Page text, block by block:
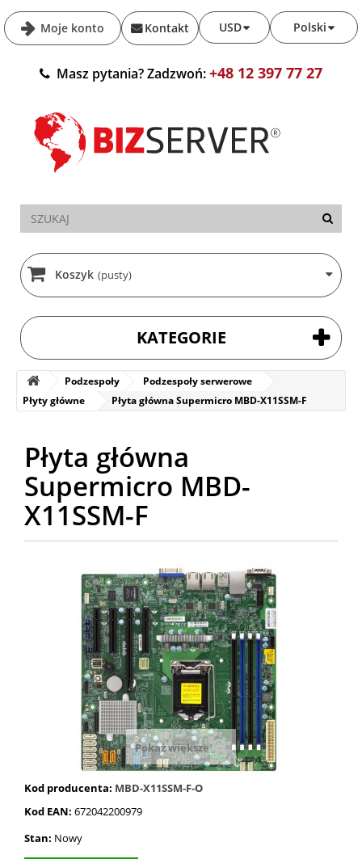
Moje konto Polski
USD
Kontakt
Masz pytania? Zadzwoń:+48 12 397 77 27
Koszyk (pusty)
KATEGORIE
Podzespoły
Podzespoły serwerowe
Płyty główne
Płyta główna Supermicro MBD-X11SSM-F
Płyta główna
Supermicro MBD-
X11SSM-F
Pokaż większe
Kod producenta: MBD-X11SSM-F-O
Kod EAN: 672042200979
Stan: Nowy